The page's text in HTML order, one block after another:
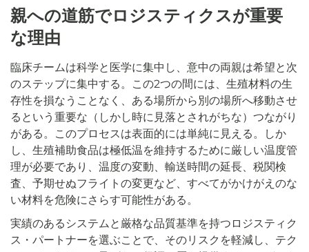
親への道筋でロジスティクスが重要
な理由
臨床チームは科学と医学に集中し、意中の両親は希望と次
のステップに集中する。この2つの間には、生殖材料の生
存性を損なうことなく、ある場所から別の場所へ移動させ
るという重要な（しかし時に見落とされがちな）つながり
がある。このプロセスは表面的には単純に見える。しか
し、生殖補助食品は極低温を維持するために厳しい温度管
理が必要であり、温度の変動、輸送時間の延長、税関検
査、予期せぬフライトの変更など、すべてがかけがえのな
い材料を危険にさらす可能性がある。
実績のあるシステムと厳格な品質基準を持つロジスティク
ス・パートナーを選ぶことで、そのリスクを軽減し、テク